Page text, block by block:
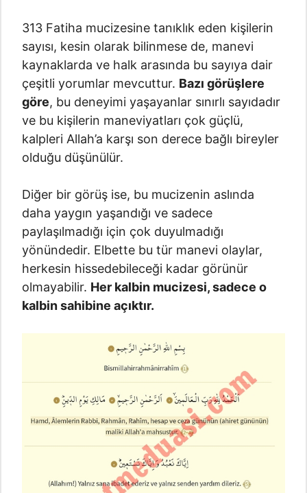
313 Fatiha mucizesine tanıklık eden kişilerin
sayısı, kesin olarak bilinmese de, manevi
kaynaklarda ve halk arasında bu sayıya dair
çeşitli yorumlar mevcuttur. Bazı görüşlere
göre, bu deneyimi yaşayanlar sınırlı sayıdadır
ve bu kişilerin maneviyatları çok güçlü,
kalpleri Allah’a karşı son derece bağlı bireyler
olduğu düşünülür.
Diğer bir görüş ise, bu mucizenin aslında
daha yaygın yaşandığı ve sadece
paylaşılmadığı için çok duyulmadığı
yönündedir. Elbette bu tür manevi olaylar,
herkesin hissedebileceği kadar görünür
olmayabilir. Her kalbin mucizesi, sadece o
kalbin sahibine açıktır.